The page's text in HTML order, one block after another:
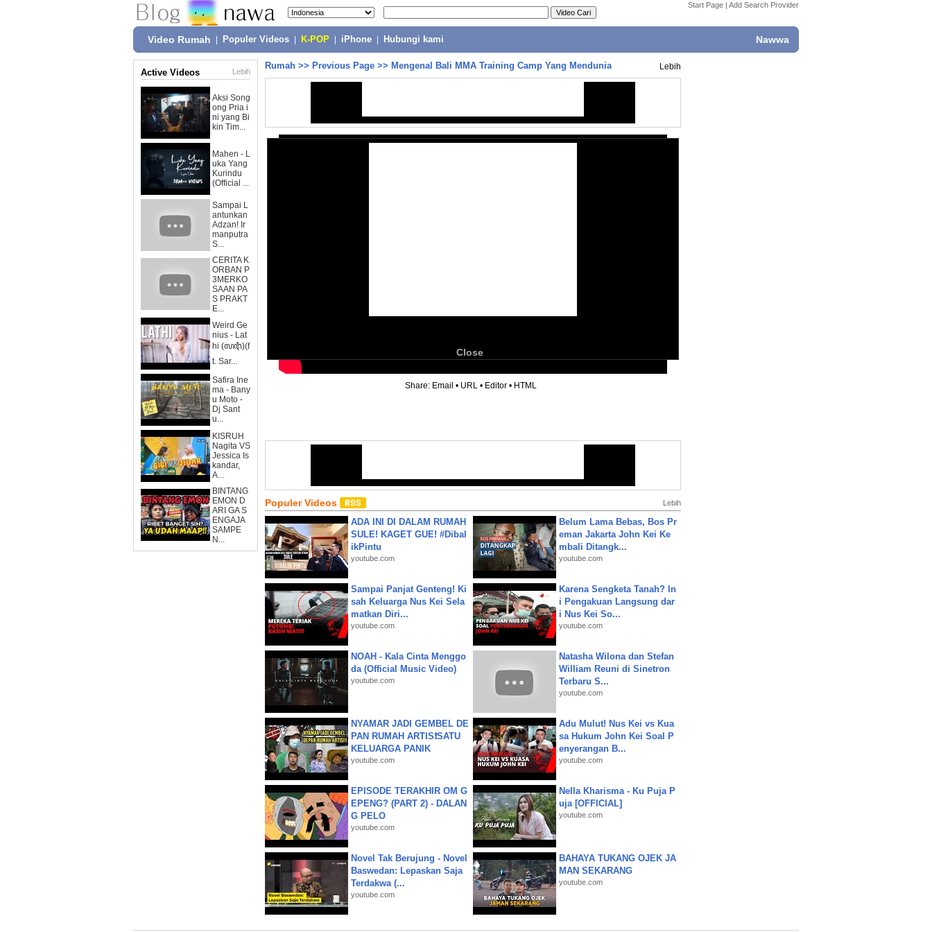
Start Page | Add Search Provider
Video Rumah Populer Videos K-POP iPhone Hubungi kami Nawwa
Active Videos Lebih
Aksi Song
ong Pria i
ni yang Bi
kin Tim...
Mahen - L
uka Yang
Kurindu
(Official ...
Sampai L
antunkan
Adzan! Ir
manputra
S...
CERITA K
ORBAN P
3MERKO
SAAN PA
S PRAKT
E...
Weird Ge
nius - Lat
hi (ꦭꦛꦶ)(f
t. Sar...
Safira Ine
ma - Bany
u Moto -
Dj Sant
u...
KISRUH
Nagita VS
Jessica Is
kandar,
A...
BINTANG
EMON D
ARI GA S
ENGAJA
SAMPE
N...
Rumah >> Previous Page >> Mengenal Bali MMA Training Camp Yang Mendunia Lebih
Close
Share: Email • URL • Editor • HTML
Populer Videos Lebih
ADA INI DI DALAM RUMAH
SULE! KAGET GUE! #Dibal
ikPintu
youtube.com
Belum Lama Bebas, Bos Pr
eman Jakarta John Kei Ke
mbali Ditangk...
youtube.com
Sampai Panjat Genteng! Ki
sah Keluarga Nus Kei Sela
matkan Diri...
youtube.com
Karena Sengketa Tanah? In
i Pengakuan Langsung dar
i Nus Kei So...
youtube.com
NOAH - Kala Cinta Menggo
da (Official Music Video)
youtube.com
Natasha Wilona dan Stefan
William Reuni di Sinetron
Terbaru S...
youtube.com
NYAMAR JADI GEMBEL DE
PAN RUMAH ARTIS❗SATU
KELUARGA PANIK
youtube.com
Adu Mulut! Nus Kei vs Kua
sa Hukum John Kei Soal P
enyerangan B...
youtube.com
EPISODE TERAKHIR OM G
EPENG? (PART 2) - DALAN
G PELO
youtube.com
Nella Kharisma - Ku Puja P
uja [OFFICIAL]
youtube.com
Novel Tak Berujung - Novel
Baswedan: Lepaskan Saja
Terdakwa (...
youtube.com
BAHAYA TUKANG OJEK JA
MAN SEKARANG
youtube.com